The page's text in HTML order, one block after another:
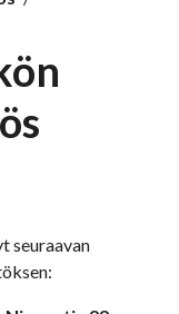
seuraavan